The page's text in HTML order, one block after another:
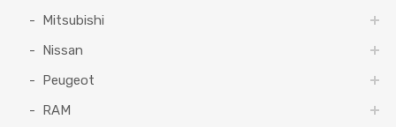
Mitsubishi
Nissan
Peugeot
RAM